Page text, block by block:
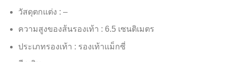
วัสดุตกแต่ง : –
ความสูงของส้นรองเท้า : 6.5 เซนติเมตร
ประเภทรองเท้า : รองเท้าแม็กซี่